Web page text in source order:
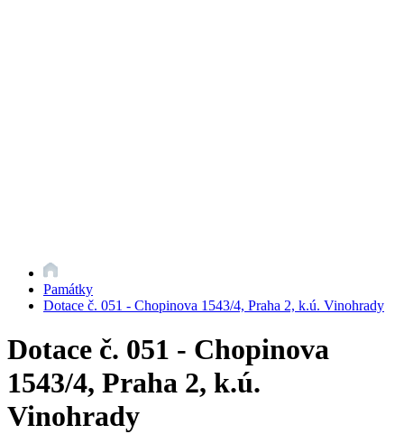
Památky
Dotace č. 051 - Chopinova 1543/4, Praha 2, k.ú. Vinohrady
Dotace č. 051 - Chopinova
1543/4, Praha 2, k.ú.
Vinohrady